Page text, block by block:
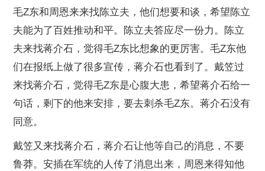
毛Z东和周恩来来找陈立夫，他们想要和谈，希望陈立
夫能为了百姓推动和平。陈立夫答应尽一份力。陈立
夫来找蒋介石，觉得毛Z东比想象的更厉害。毛Z东他
们在报纸上做了很多宣传，蒋介石也看到了。戴笠过
来找蒋介石，觉得毛Z东是心腹大患，希望蒋介石给一
句话，剩下的他来安排，要去刺杀毛Z东。蒋介石没有
同意。
戴笠又来找蒋介石，蒋介石让他等自己的消息，不要
鲁莽。安插在军统的人传了消息出来，周恩来得知他